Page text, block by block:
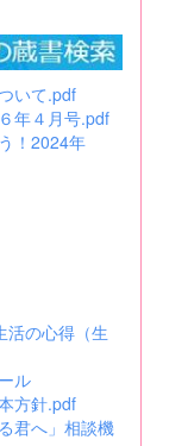
いて.pdf
年４月号.pdf
！2024年
の心得（生
ル
方針.pdf
君へ」相談機